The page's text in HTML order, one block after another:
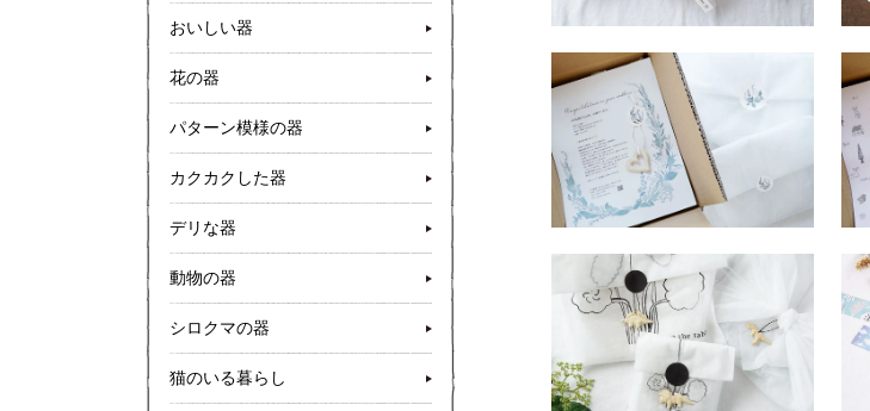
直送ギフトラッピング＜結婚
祝い＞チャーム付き＜オンラ
インショップ限定＞
300円(税込330円)
恐竜チャーム付き不織布ラッ
ピング
300円(税込330円)
おいしい器
花の器
パターン模様の器
カクカクした器
デリな器
動物の器
シロクマの器
猫のいる暮らし